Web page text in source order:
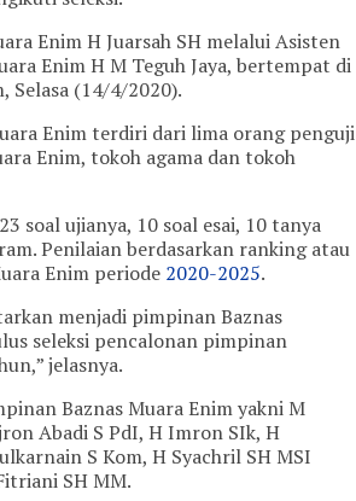
Enim H Juarsah SH melalui Asisten
Enim H M Teguh Jaya, bertempat di
Selasa (14/4/2020).
Enim terdiri dari lima orang penguji
Enim, tokoh agama dan tokoh
soal ujianya, 10 soal esai, 10 tanya
Penilaian berdasarkan ranking atau
Enim periode 2020-2025.
menjadi pimpinan Baznas
seleksi pencalonan pimpinan
jelasnya.
Baznas Muara Enim yakni M
Abadi S PdI, H Imron SIk, H
S Kom, H Syachril SH MSI
SH MM.